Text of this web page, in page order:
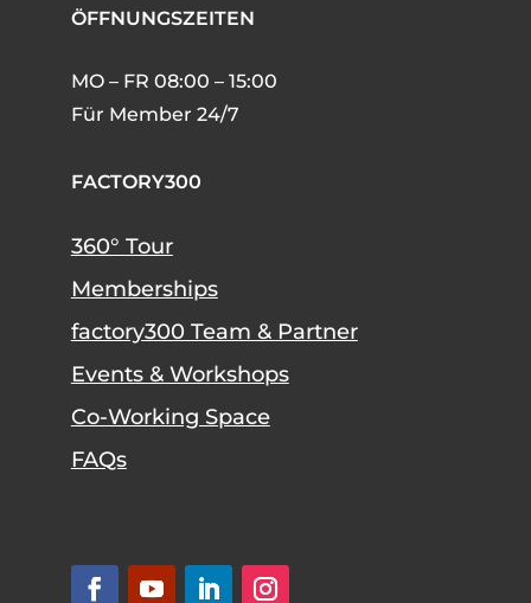
ÖFFNUNGSZEITEN
MO – FR 08:00 – 15:00
Für Member 24/7
FACTORY300
360° Tour
Memberships
factory300 Team & Partner
Events & Workshops
Co-Working Space
FAQs